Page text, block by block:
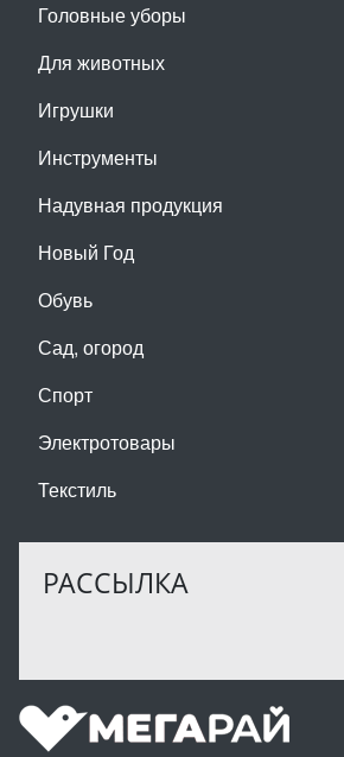
Головные уборы
Для животных
Игрушки
Инструменты
Надувная продукция
Новый Год
Обувь
Сад, огород
Спорт
Электротовары
Текстиль
РАССЫЛКА